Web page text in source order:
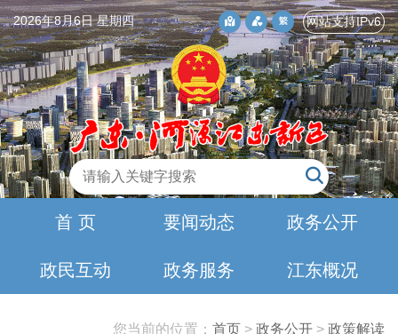
2026年8月6日 星期四 网站支持IPv6
首 页 要闻动态 政务公开
政民互动 政务服务 江东概况
您当前的位置： 首页 > 政务公开 > 政策解读